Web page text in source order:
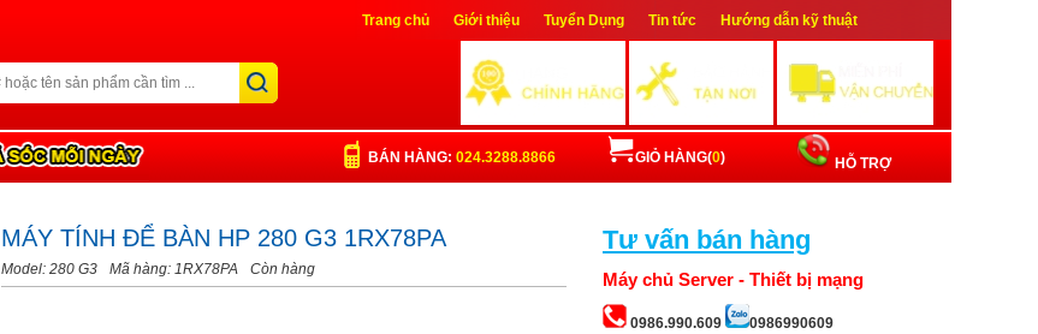
Trang chủ Giới thiệu Tuyển Dụng Tin tức Hướng dẫn kỹ thuật
Đăng nhập
HỖ TRỢ
GIỎ HÀNG(0)
BÁN HÀNG: 024.3288.8866
MÁY TÍNH ĐỂ BÀN HP 280 G3 1RX78PA
Model: 280 G3 Mã hàng: 1RX78PA Còn hàng
Tư vấn bán hàng
Máy chủ Server - Thiết bị mạng
0986.990.609 0986990609